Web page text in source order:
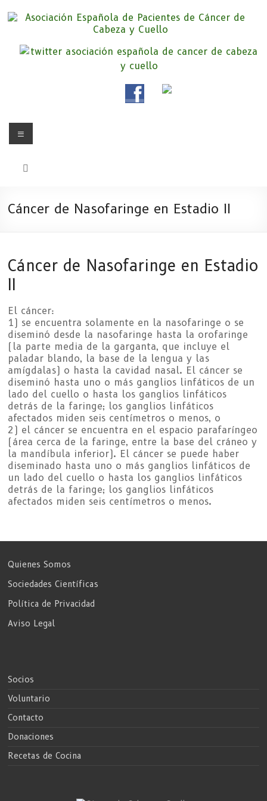
Asociación Española de
Pacientes de Cáncer de Cabeza y
Cuello
Somos la Asociación Española de Pacientes de Cáncer de Cabeza y
cuello «APC», una asociación sin animo de lucro que pretendemos
Menú
Cáncer de Nasofaringe en Estadio II
Cáncer de Nasofaringe en Estadio
II
El cáncer:
1) se encuentra solamente en la nasofaringe o se
diseminó desde la nasofaringe hasta la orofaringe
(la parte media de la garganta, que incluye el
paladar blando, la base de la lengua y las
amígdalas) o hasta la cavidad nasal. El cáncer se
diseminó hasta uno o más ganglios linfáticos de un
lado del cuello o hasta los ganglios linfáticos
detrás de la faringe; los ganglios linfáticos
afectados miden seis centímetros o menos, o
2) el cáncer se encuentra en el espacio parafaríngeo
(área cerca de la faringe, entre la base del cráneo y
la mandíbula inferior). El cáncer se puede haber
diseminado hasta uno o más ganglios linfáticos de
un lado del cuello o hasta los ganglios linfáticos
detrás de la faringe; los ganglios linfáticos
afectados miden seis centímetros o menos.
Quienes Somos
Sociedades Científicas
Política de Privacidad
Aviso Legal
Socios
Voluntario
Contacto
Donaciones
Recetas de Cocina